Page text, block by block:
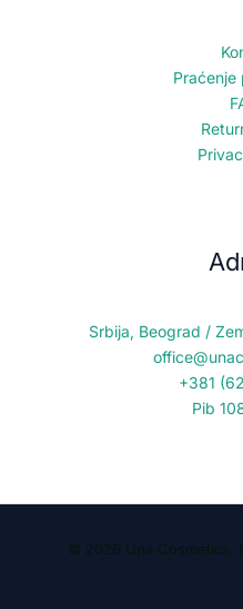
Praćenje
Srbija, Beograd /
+381
Pib
© 2026 Una Cosmetics.